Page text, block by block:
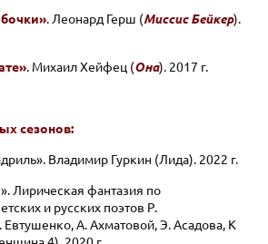
. Леонард Герш (Миссис Бейкер).
. Михаил Хейфец (Она). 2017 г.
сезонов:
Владимир Гуркин (Лида). 2022 г.
Лирическая фантазия по
и русских поэтов Р.
Евтушенко, А. Ахматовой, Э. Асадова, К